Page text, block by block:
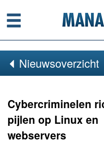
Menu
Nieuwsoverzicht
Cybercriminelen
pijlen op Linux en
webservers